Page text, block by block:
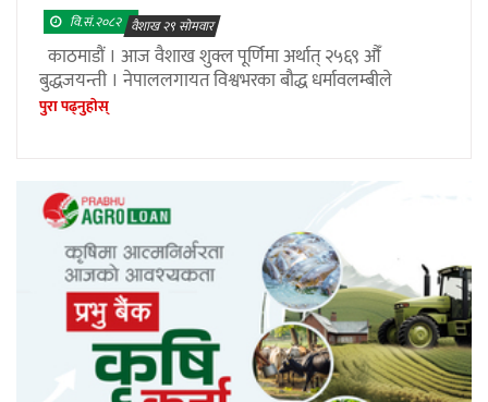
वि.सं.२०८२ वैशाख २९ सोमवार
काठमाडौं । आज वैशाख शुक्ल पूर्णिमा अर्थात् २५६९ औँ
बुद्धजयन्ती । नेपाललगायत विश्वभरका बौद्ध धर्मावलम्बीले
पुरा पढ्नुहाेस्